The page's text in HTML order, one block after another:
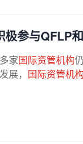
极参与QFLP
家国际资管机构
展， 国际资管机